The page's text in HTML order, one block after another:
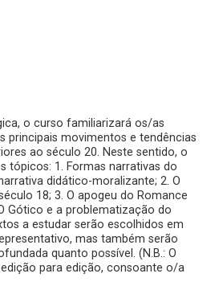
o curso familiarizará os/as
principais movimentos e tendências
ao século 20. Neste sentido, o
tópicos: 1. Formas narrativas do
didático-moralizante; 2. O
18; 3. O apogeu do Romance
Gótico e a problematização do
a estudar serão escolhidos em
mas também serão
quanto possível. (N.B.: O
para edição, consoante o/a